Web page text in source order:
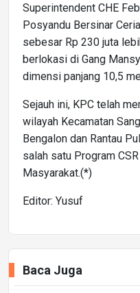
Superintendent CHE
Posyandu Bersinar
sebesar Rp 230 juta
berlokasi di Gang
dimensi panjang 10,5
Sejauh ini, KPC telah
wilayah Kecamatan
Bengalon dan Rantau
salah satu Program
Masyarakat.(*)
Editor: Yusuf
Baca Juga